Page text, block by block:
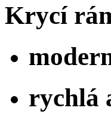
Krycí
rychlá